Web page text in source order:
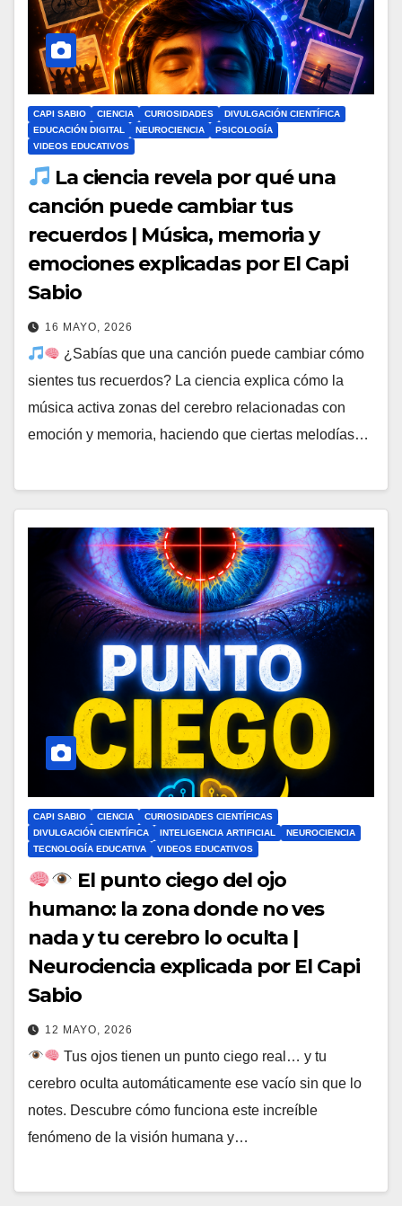
CAPI SABIO CIENCIA CURIOSIDADES
DIVULGACIÓN CIENTÍFICA
EDUCACIÓN DIGITAL
NEUROCIENCIA
PSICOLOGÍA
VIDEOS EDUCATIVOS
La ciencia revela por qué una
canción puede cambiar tus
recuerdos | Música, memoria y
emociones explicadas por El Capi
Sabio
16 MAYO, 2026
¿Sabías que una canción puede cambiar cómo
sientes tus recuerdos? La ciencia explica cómo la
música activa zonas del cerebro relacionadas con
emoción y memoria, haciendo que ciertas melodías…
CAPI SABIO CIENCIA
CURIOSIDADES CIENTÍFICAS
DIVULGACIÓN CIENTÍFICA
INTELIGENCIA ARTIFICIAL
NEUROCIENCIA
TECNOLOGÍA EDUCATIVA
VIDEOS EDUCATIVOS
El punto ciego del ojo
humano: la zona donde no ves
nada y tu cerebro lo oculta |
Neurociencia explicada por El Capi
Sabio
12 MAYO, 2026
Tus ojos tienen un punto ciego real… y tu
cerebro oculta automáticamente ese vacío sin que lo
notes. Descubre cómo funciona este increíble
fenómeno de la visión humana y…